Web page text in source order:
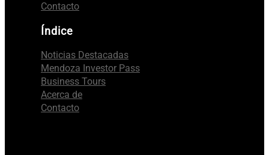
Contacto
Índice
Noticias Destacadas
Mendoza Investor Pass
Business Tours
Acerca de
Contacto